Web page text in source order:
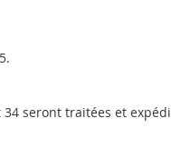
seront traitées et